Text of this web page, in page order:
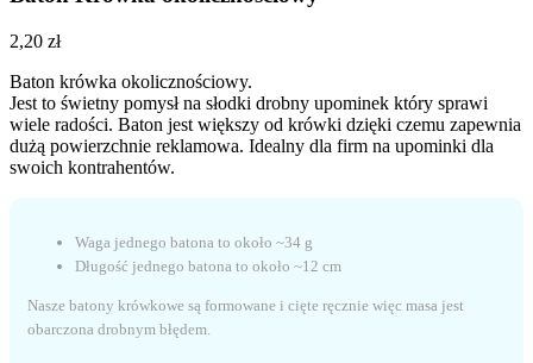
2,20 zł
Baton krówka okolicznościowy.
Jest to świetny pomysł na słodki drobny upominek który sprawi
wiele radości. Baton jest większy od krówki dzięki czemu zapewnia
dużą powierzchnie reklamowa. Idealny dla firm na upominki dla
swoich kontrahentów.
Waga jednego batona to około ~34 g
Długość jednego batona to około ~12 cm
Nasze batony krówkowe są formowane i cięte ręcznie więc masa jest
obarczona drobnym błędem.